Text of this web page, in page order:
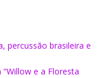
percussão brasileira e
e a Floresta